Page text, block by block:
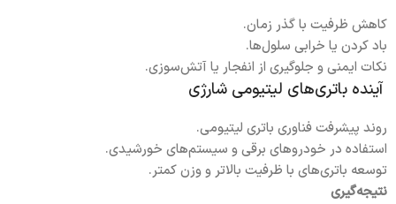
کاهش ظرفیت با گذر زمان.
باد کردن یا خرابی سلول‌ها.
نکات ایمنی و جلوگیری از انفجار یا آتش‌سوزی.
آینده باتری‌های لیتیومی شارژی
روند پیشرفت فناوری باتری لیتیومی.
استفاده در خودروهای برقی و سیستم‌های خورشیدی.
توسعه باتری‌های با ظرفیت بالاتر و وزن کمتر.
نتیجه‌گیری